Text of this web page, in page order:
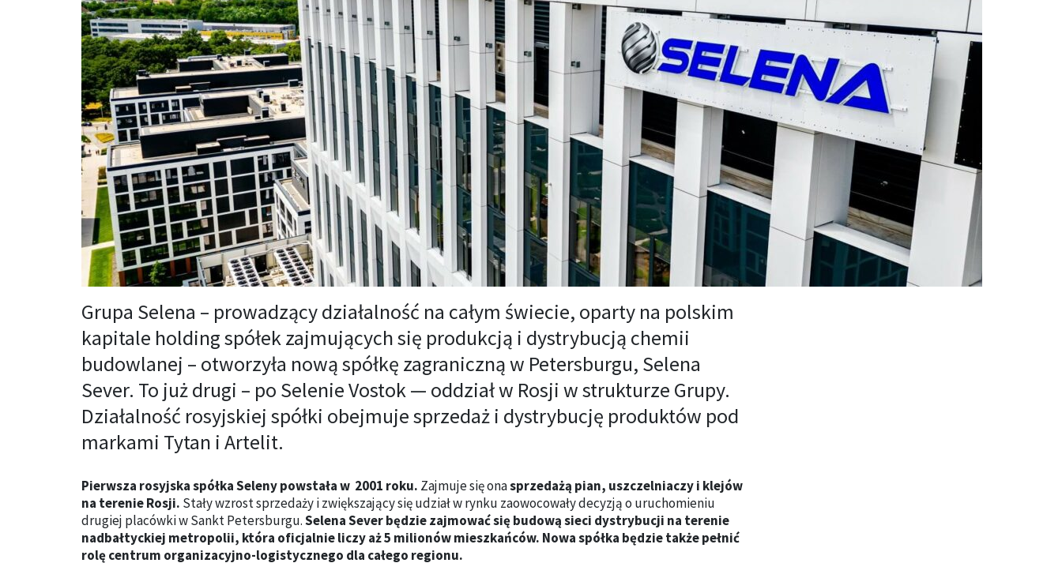
Grupa Selena – prowadzący działalność na całym świecie, oparty na polskim
kapitale holding spółek zajmujących się produkcją i dystrybucją chemii
budowlanej – otworzyła nową spółkę zagraniczną w Petersburgu, Selena
Sever. To już drugi – po Selenie Vostok — oddział w Rosji w strukturze Grupy.
Działalność rosyjskiej spółki obejmuje sprzedaż i dystrybucję produktów pod
markami Tytan i Artelit.
Pierwsza rosyjska spółka Seleny powstała w 2001 roku. Zajmuje się onasprzedażą pian, uszczelniaczy i klejów
na terenie Rosji. Stały wzrost sprzedaży i zwiększający się udział w rynku zaowocowały decyzją o uruchomieniu
drugiej placówki w Sankt Petersburgu.Selena Sever będzie zajmować się budową sieci dystrybucji na terenie
nadbałtyckiej metropolii, która oficjalnie liczy aż 5 milionów mieszkańców. Nowa spółka będzie także pełnić
rolę centrum organizacyjno-logistycznego dla całego regionu.